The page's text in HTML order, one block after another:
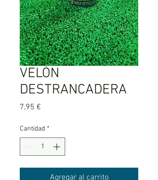
VELÓN
DESTRANCADERA
7,95 €
Cantidad *
Agregar al carrito